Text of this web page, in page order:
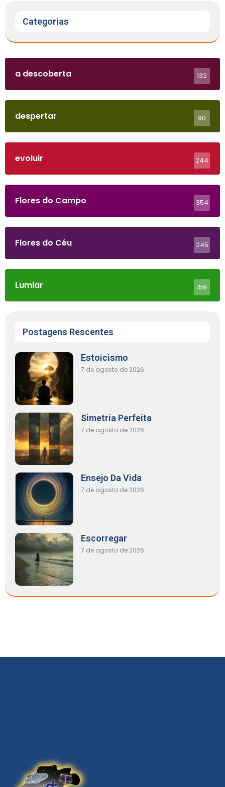
Categorias
a descoberta 132
despertar 90
evoluir 244
Flores do Campo 354
Flores do Céu 245
Lumiar 159
Postagens Rescentes
Estoicismo
7 de agosto de 2026
Simetria Perfeita
7 de agosto de 2026
Ensejo Da Vida
7 de agosto de 2026
Escorregar
7 de agosto de 2026